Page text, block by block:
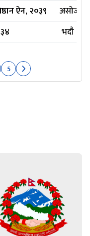
ऐन, २०३९
असोज
भदौ २७,
5